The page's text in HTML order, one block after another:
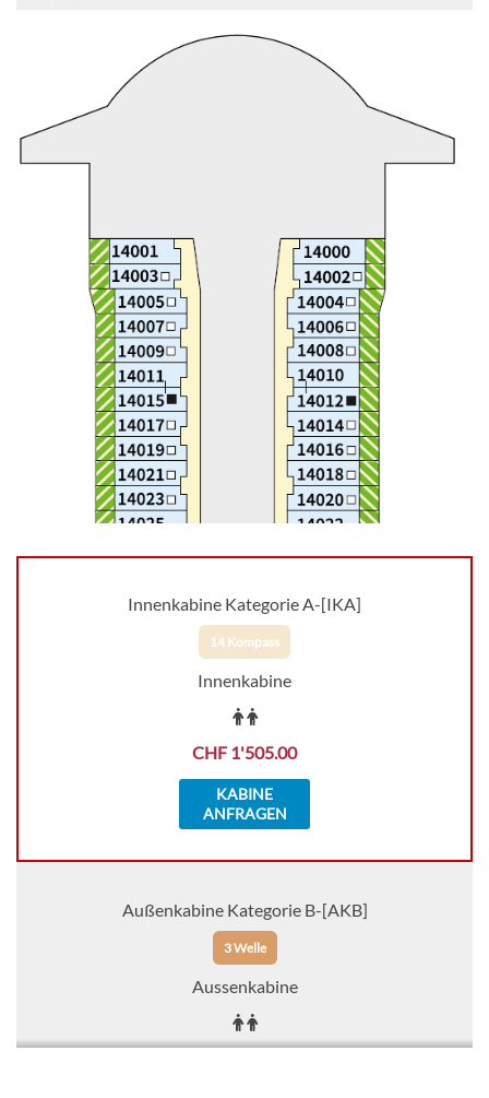
Innenkabine Kategorie A-[IKA]
14 Kompass
Innenkabine
CHF 1'505.00
KABINE
ANFRAGEN
Außenkabine Kategorie B-[AKB]
3 Welle
Aussenkabine